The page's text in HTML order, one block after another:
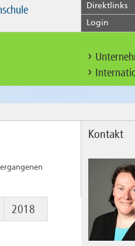
Direktlinks
Login
2018
Kontakt